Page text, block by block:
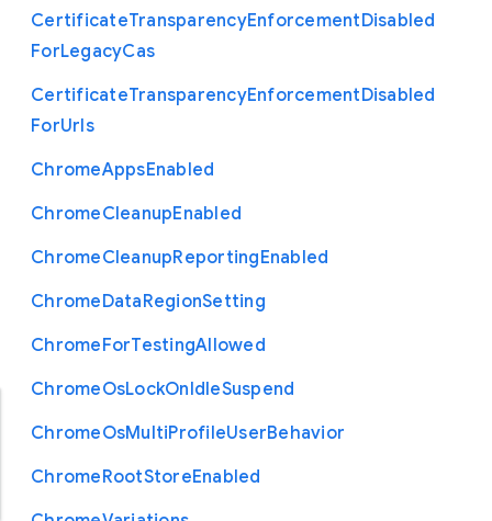
CertificateTransparencyEnforcementDisabled
ForLegacyCas
CertificateTransparencyEnforcementDisabled
ForUrls
ChromeAppsEnabled
ChromeCleanupEnabled
ChromeCleanupReportingEnabled
ChromeDataRegionSetting
ChromeForTestingAllowed
ChromeOsLockOnIdleSuspend
ChromeOsMultiProfileUserBehavior
ChromeRootStoreEnabled